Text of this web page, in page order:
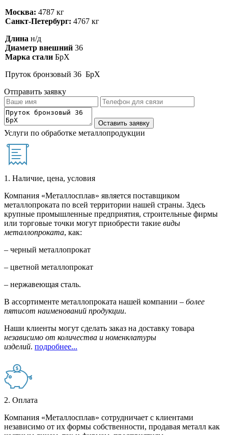
Москва: 4787 кг
Санкт-Петербург: 4767 кг
Длина н/д
Диаметр внешний 36
Марка стали БрХ
Пруток бронзовый 36 БрХ
Отправить заявку
Услуги по обработке металлопродукции
1. Наличие, цена, условия
Компания «Металлосплав» является поставщиком
металлопроката по всей территории нашей страны. Здесь
крупные промышленные предприятия, строительные фирмы
или торговые точки могут приобрести такие виды
металлопроката, как:
– черный металлопрокат
– цветной металлопрокат
– нержавеющая сталь.
В ассортименте металлопроката нашей компании – более
пятисот наименований продукции.
Наши клиенты могут сделать заказ на доставку товара
независимо от количества и номенклатуры
изделий. подробнее...
2. Оплата
Компания «Металлосплав» сотрудничает с клиентами
независимо от их формы собственности, продавая металл как